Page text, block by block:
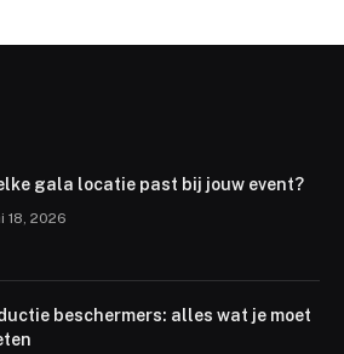
gala locatie past bij jouw event?
18, 2026
beschermers: alles wat je moet